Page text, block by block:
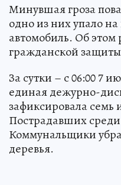
Минувшая гроза
одно из них упало
автомобиль. Об этом
гражданской
За сутки – с 06:00 7
единая дежурно-
зафиксировала семь
Пострадавших
Коммунальщики
деревья.